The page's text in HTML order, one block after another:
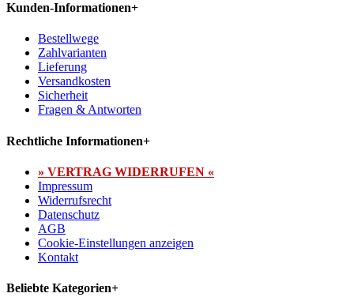
Kunden-Informationen+
Bestellwege
Zahlvarianten
Lieferung
Versandkosten
Sicherheit
Fragen & Antworten
Rechtliche Informationen+
» VERTRAG WIDERRUFEN «
Impressum
Widerrufsrecht
Datenschutz
AGB
Cookie-Einstellungen anzeigen
Kontakt
Beliebte Kategorien+